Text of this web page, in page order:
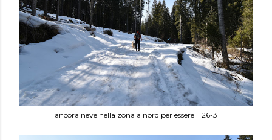
ancora neve nella zona a nord per essere il 26-3